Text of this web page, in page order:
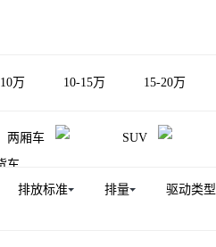
万 10-15万 15-20万
两厢车 SUV
车
排放标准 排量 驱动类型